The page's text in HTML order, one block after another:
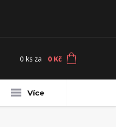
0 ks za 0 Kč
Více